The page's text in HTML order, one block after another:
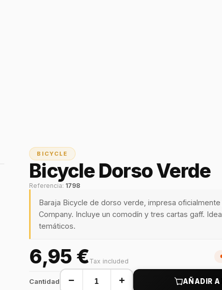
BICYCLE
Bicycle Dorso Verde
Referencia: 1798
Baraja Bicycle de dorso verde, impresa oficialmente
Company. Incluye un comodín y tres cartas gaff.
temáticos.
6,95 €Tax included
Cantidad − + AÑADIR A